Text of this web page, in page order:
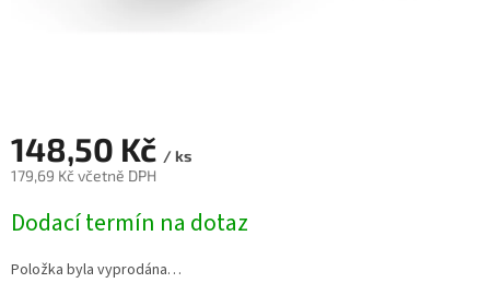
148,50 Kč / ks
179,69 Kč včetně DPH
cena:
Dodací termín na dotaz
Položka byla vyprodána…